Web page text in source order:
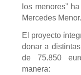
los menores”
Mercedes Menor.
El proyecto
donar a
de 75.850
manera: